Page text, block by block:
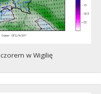
w Wigilię